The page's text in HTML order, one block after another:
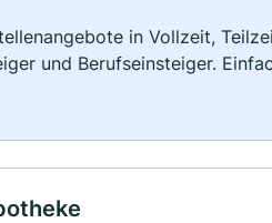
in Vollzeit,
und Berufseinsteiger.